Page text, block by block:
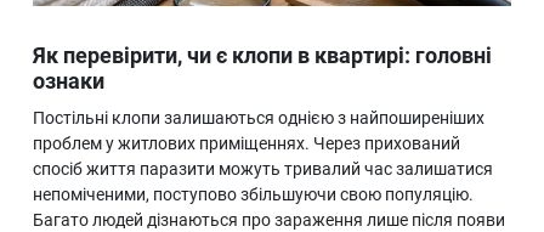
Ukraine
Про нас
Як перевірити, чи є клопи в квартирі: головні
ознаки
Постільні клопи залишаються однією з найпоширеніших
проблем у житлових приміщеннях. Через прихований
спосіб життя паразити можуть тривалий час залишатися
непоміченими, поступово збільшуючи свою популяцію.
Багато людей дізнаються про зараження лише після появи